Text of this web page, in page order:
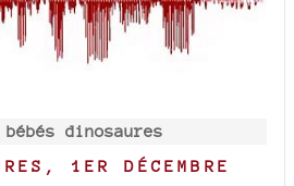
bébés dinosaures
1ER DÉCEMBRE